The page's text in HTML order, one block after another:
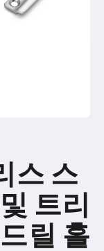
스 스
트리
릴 홀